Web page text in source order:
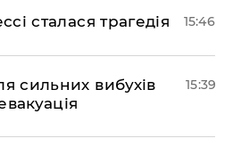
сталася трагедія 15:46
сильних вибухів
15:39